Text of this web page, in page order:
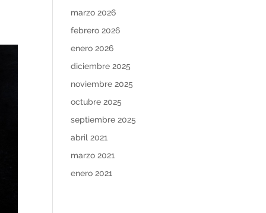
marzo 2026
febrero 2026
enero 2026
diciembre 2025
noviembre 2025
octubre 2025
septiembre 2025
abril 2021
marzo 2021
enero 2021